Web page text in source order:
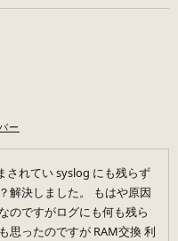
ー
されてい syslog にも残らず
解決しました。 もはや原因
のですがログにも何も残ら
思ったのですが RAM交換 利